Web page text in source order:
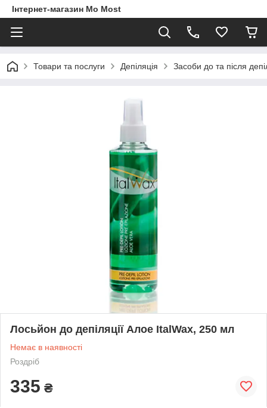
Інтернет-магазин Mo Most
Товари та послуги Депіляція Засоби до та після
Лосьйон до депіляції Алое ItalWax, 250 мл
Немає в наявності
Роздріб
335 ₴